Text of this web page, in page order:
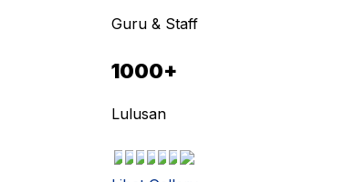
Guru & Staff
1000+
Lulusan